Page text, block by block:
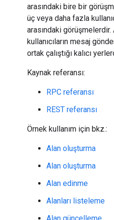
arasındaki bire bir
üç veya daha fazla
arasındaki görüşmelerdir.
kullanıcıların mesaj
ortak çalıştığı kalıcı
Kaynak referansı:
RPC referansı
REST referansı
Örnek kullanım için bkz.:
Alan oluşturma
Alan oluşturma
Alan edinme
Alanları listeleme